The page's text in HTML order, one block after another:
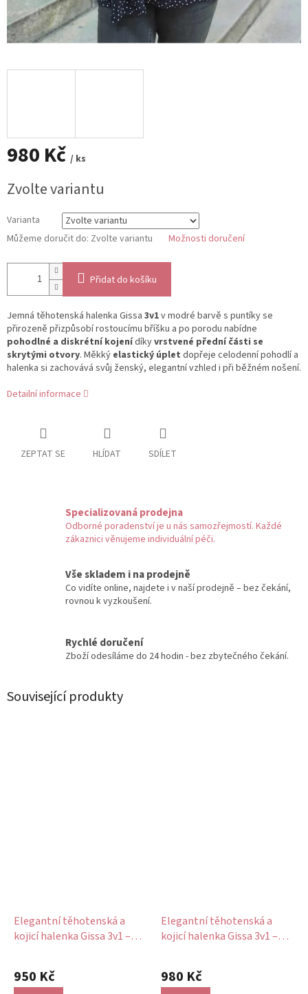
980 Kč / ks
cena:
Zvolte variantu
Varianta
Můžeme doručit do: Zvolte variantu Možnosti doručení
Přidat do košíku
Jemná těhotenská halenka Gissa 3v1v modré barvě s puntíky se
přirozeně přizpůsobí rostoucímu bříšku a po porodu nabídne
pohodlné a diskrétní kojenídíkyvrstvené přední části se
skrytými otvory. Měkký elastický úplet dopřeje celodenní pohodlí a
halenka si zachovává svůj ženský, elegantní vzhled i při běžném nošení.
Detailní informace
ZEPTAT SE HLÍDAT SDÍLET
Specializovaná prodejna
Odborné poradenství je u nás samozřejmostí. Každé
zákaznici věnujeme individuální péči.
Vše skladem i na prodejně
Co vidíte online, najdete i v naší prodejně – bez čekání,
rovnou k vyzkoušení.
Rychlé doručení
Zboží odesíláme do 24 hodin - bez zbytečného čekání.
Související produkty
Elegantní těhotenská a
kojicí halenka Gissa 3v1 –
hodnocení
produktu
950 Kč
Elegantní těhotenská a
kojicí halenka Gissa 3v1 –
hodnocení
produktu
980 Kč